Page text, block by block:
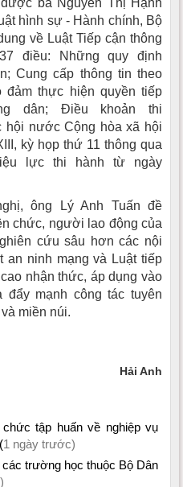
hình sự - Hành chính, Bộ
về Luật Tiếp cận thông
điều: Những quy định
Cung cấp thông tin theo
đảm thực hiện quyền tiếp
dân; Điều khoản thi
hội nước Cộng hòa xã hội
kỳ họp thứ 11 thông qua
lực thi hành từ ngày
ông Lý Anh Tuấn đề
chức, người lao động của
cứu sâu hơn các nội
an ninh mạng và Luật tiếp
nhận thức, áp dụng vào
đẩy mạnh công tác tuyên
miền núi.
Hải Anh
tập huấn về nghiệp vụ
1 ngày trước)
trường học thuộc Bộ Dân